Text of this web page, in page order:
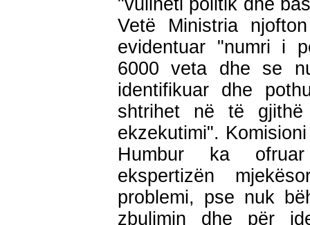
"vullneti politik dhe
Vetë Ministria
evidentuar "numri i
6000 veta dhe se
identifikuar dhe
shtrihet në të
ekzekutimi".
Humbur ka
ekspertizën
problemi, pse nuk
zbulimin dhe për